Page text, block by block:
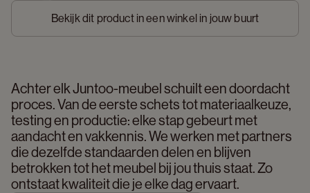
Bekijk dit product in een winkel in jouw buurt
Achter elk Juntoo-meubel schuilt een doordacht
proces. Van de eerste schets tot materiaalkeuze,
testing en productie: elke stap gebeurt met
aandacht en vakkennis. We werken met partners
die dezelfde standaarden delen en blijven
betrokken tot het meubel bij jou thuis staat. Zo
ontstaat kwaliteit die je elke dag ervaart.